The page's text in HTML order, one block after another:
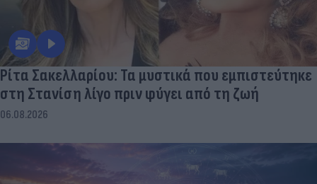
Ρίτα Σακελλαρίου: Τα μυστικά που εμπιστεύτηκε
στη Στανίση λίγο πριν φύγει από τη ζωή
06.08.2026